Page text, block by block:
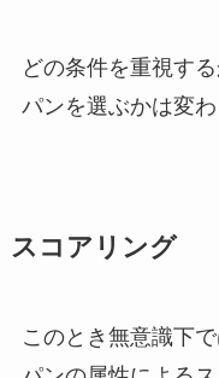
どの条件を重視す
パンを選ぶかは変わ
スコアリング
このとき無意識下